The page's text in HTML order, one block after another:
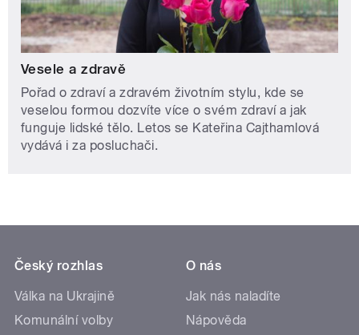
Vesele a zdravě
Pořad o zdraví a zdravém životním stylu, kde se
veselou formou dozvíte více o svém zdraví a jak
funguje lidské tělo. Letos se Kateřina Cajthamlová
vydává i za posluchači.
Český rozhlas
Válka na Ukrajině
Komunální volby
O nás
Jak nás naladíte
Nápověda